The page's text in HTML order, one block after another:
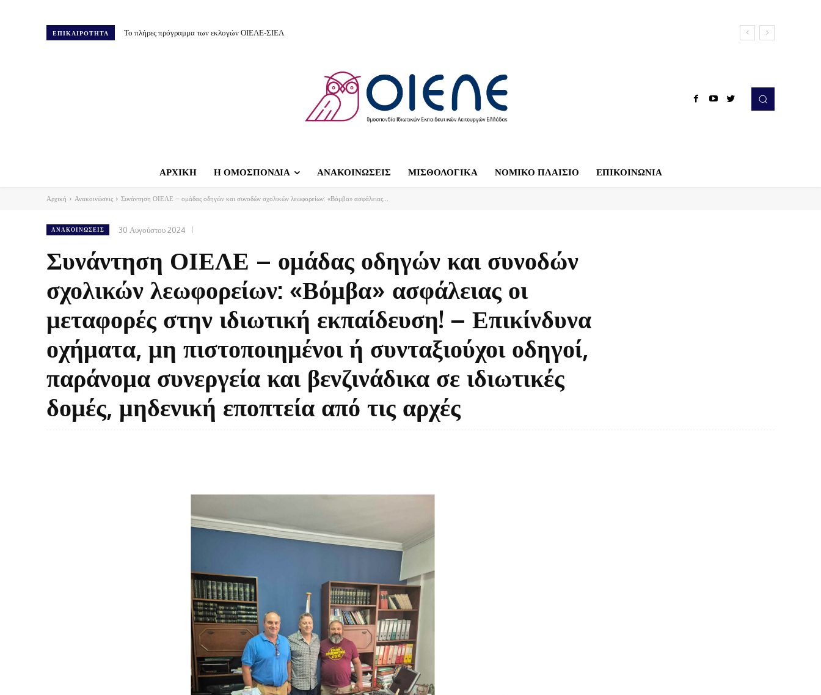
ΕΠΙΚΑΙΡΟΤΗΤΑ Το πλήρες πρόγραμμα των εκλογών ΟΙΕΛΕ-ΣΙΕΛ
ΑΡΧΙΚΗ Η ΟΜΟΣΠΟΝΔΙΑ ΑΝΑΚΟΙΝΩΣΕΙΣ ΜΙΣΘΟΛΟΓΙΚΑ ΝΟΜΙΚΟ ΠΛΑΙΣΙΟ ΕΠΙΚΟΙΝΩΝΙΑ
Αρχική Ανακοινώσεις Συνάντηση ΟΙΕΛΕ – ομάδας οδηγών και συνοδών σχολικών λεωφορείων: «Βόμβα» ασφάλειας...
ΑΝΑΚΟΙΝΏΣΕΙΣ 30 Αυγούστου 2024
Συνάντηση ΟΙΕΛΕ – ομάδας οδηγών και συνοδών
σχολικών λεωφορείων: «Βόμβα» ασφάλειας οι
μεταφορές στην ιδιωτική εκπαίδευση! – Επικίνδυνα
οχήματα, μη πιστοποιημένοι ή συνταξιούχοι οδηγοί,
παράνομα συνεργεία και βενζινάδικα σε ιδιωτικές
δομές, μηδενική εποπτεία από τις αρχές